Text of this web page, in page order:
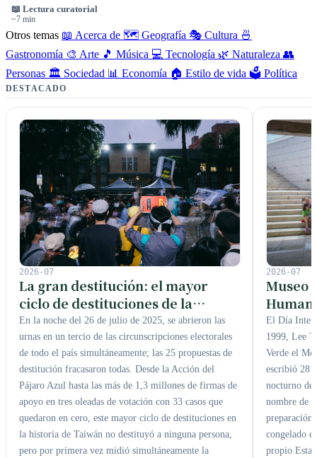
📖 Lectura curatorial
~7 min
Otros temas 📖 Acerca de 🗺️ Geografía 🎭 Cultura 🍜
Gastronomía 🎨 Arte 🎵 Música 💻 Tecnología 🌿 Naturaleza 👥
Personas 🏛️ Sociedad 📊 Economía 🏠 Estilo de vida 🗳️ Política
DESTACADO
2026-07
La gran destitución: el mayor
ciclo de destituciones de la
historia de Taiwán, donde las 33
propuestas fracasaron todas,
midiendo cada grado de la
democracia taiwanesa
En la noche del 26 de julio de 2025, se abrieron las
urnas en un tercio de las circunscripciones electorales
de todo el país simultáneamente; las 25 propuestas de
destitución fracasaron todas. Desde la Acción del
Pájaro Azul hasta las más de 1,3 millones de firmas de
apoyo en tres oleadas de votación con 33 casos que
quedaron en cero, este mayor ciclo de destituciones en
la historia de Taiwán no destituyó a ninguna persona,
pero por primera vez midió simultáneamente la
2026-07
Museo
figuran
El Día
1999, Lee
Verde el
escribió 28
nocturno de
nombre de
congelado
propio